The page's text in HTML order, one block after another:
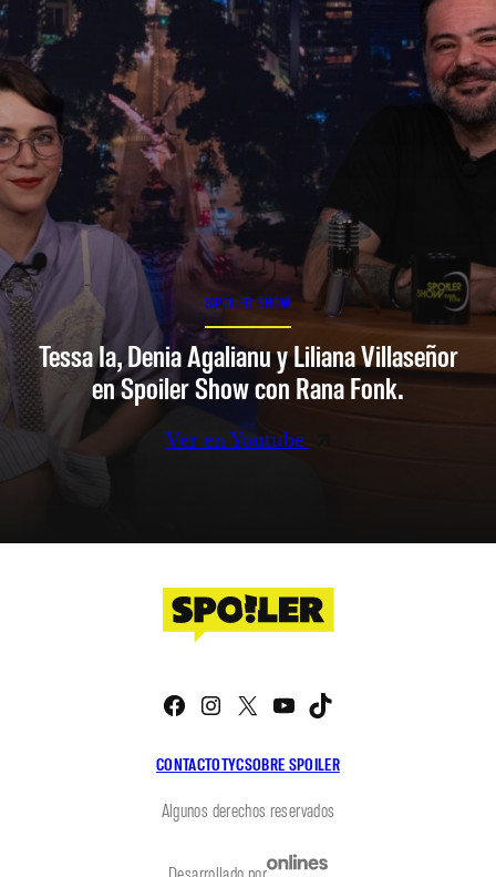
SPOILER SHOW
Tessa Ia, Denia Agalianu y Liliana Villaseñor
en Spoiler Show con Rana Fonk.
Ver en Youtube
CONTACTOTYCSOBRE SPOILER
Facebook
Instagram
X YouTube
Algunos derechos reservados